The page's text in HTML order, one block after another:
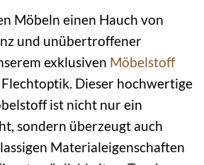
Möbeln einen Hauch von
und unübertroffener
exklusiven Möbelstoff
Flechtoptik. Dieser hochwertige
ist nicht nur ein
sondern überzeugt auch
Materialeigenschaften